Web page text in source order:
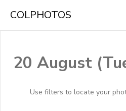
COLPHOTOS
20 August
Use filters to locate your